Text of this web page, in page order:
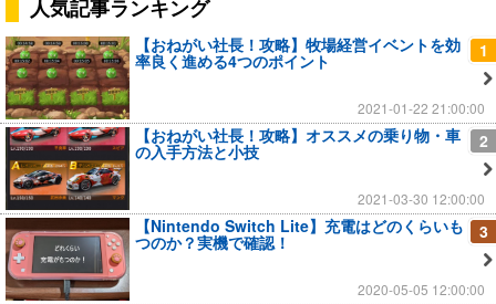
人気記事ランキング
1
【おねがい社長！攻略】牧場経営イベントを効
率良く進める4つのポイント
2021-01-22 21:00:00
2
【おねがい社長！攻略】オススメの乗り物・車
の入手方法と小技
2021-03-30 12:00:00
3
【Nintendo Switch Lite】充電はどのくらいも
つのか？実機で確認！
2020-05-05 12:00:00